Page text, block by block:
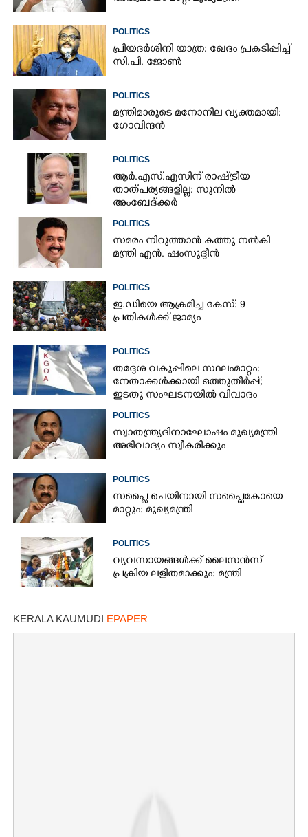
POLITICS
പ്രിയദർശിനി യാത്ര: ഖേദം പ്രകടിപ്പിച്ച്
സി.പി. ജോൺ
POLITICS
മന്ത്രിമാരുടെ മനോനില വ്യക്തമായി:
ഗോവിന്ദൻ
POLITICS
ആർ.എസ്.എസിന് രാഷ്ട്രീയ
താത്പര്യങ്ങളില്ല: സുനിൽ
അംബേദ്ക്കർ
POLITICS
സമരം നിറുത്താൻ കത്തു നൽകി
മന്ത്രി എൻ. ഷംസുദ്ദീൻ
POLITICS
ഇ.ഡിയെ ആക്രമിച്ച കേസ്: 9
പ്രതികൾക്ക് ജാമ്യം
POLITICS
തദ്ദേശ വകുപ്പിലെ സ്ഥലംമാറ്റം:
നേതാക്കൾക്കായി ഒത്തുതീർപ്പ്;
ഇടതു സംഘടനയിൽ വിവാദം
POLITICS
സ്വാതന്ത്ര്യദിനാഘോഷം മുഖ്യമന്ത്രി
അഭിവാദ്യം സ്വീകരിക്കും
POLITICS
സപ്ലൈ ചെയിനായി സപ്ലൈകോയെ
മാറ്റും: മുഖ്യമന്ത്രി
POLITICS
വ്യവസായങ്ങൾക്ക് ലൈസൻസ്
പ്രക്രിയ ലളിതമാക്കും: മന്ത്രി
KERALA KAUMUDI EPAPER